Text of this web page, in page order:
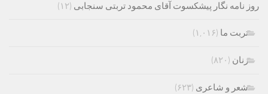
روز نامه نگار پیشکسوت آقای محمود تربتی سنجابی (۱۲)
تربت ما (۱,۰۱۶)
زنان (۸۲۰)
شعر و شاعری (۶۲۳)